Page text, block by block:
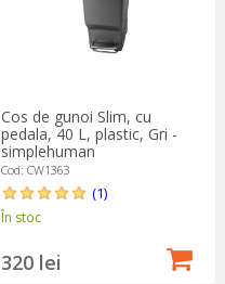
Cos de gunoi Slim, cu
pedala, 40 L, plastic, Gri -
simplehuman
Cod: CW1363
(1)
În stoc
320 lei